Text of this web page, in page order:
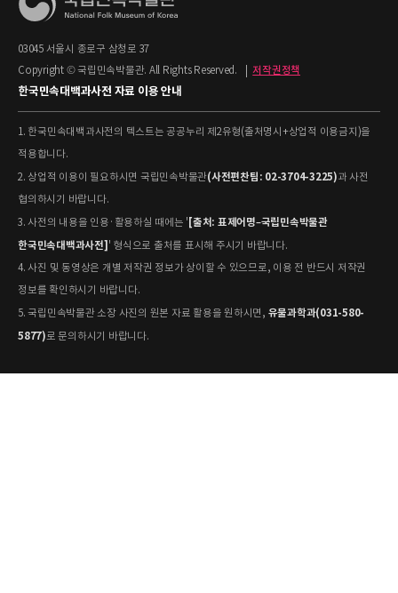
03045 서울시 종로구 삼청로 37
Copyright © 국립민속박물관. All Rights Reserved.
저작권정책
한국민속대백과사전 자료 이용 안내
1. 한국민속대백과사전의 텍스트는 공공누리 제2유형(출처명시+상업적 이용금지)을
적용합니다.
2. 상업적 이용이 필요하시면 국립민속박물관(사전편찬팀: 02-3704-3225)과 사전
협의하시기 바랍니다.
3. 사전의 내용을 인용·활용하실 때에는 ' [출처: 표제어명–국립민속박물관
한국민속대백과사전] ' 형식으로 출처를 표시해 주시기 바랍니다.
4. 사진 및 동영상은 개별 저작권 정보가 상이할 수 있으므로, 이용 전 반드시 저작권
정보를 확인하시기 바랍니다.
5. 국립민속박물관 소장 사진의 원본 자료 활용을 원하시면, 유물과학과(031-580-
5877)로 문의하시기 바랍니다.